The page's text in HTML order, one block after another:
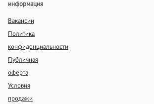
информация
Вакансии
Политика
конфиденциальности
Публичная
оферта
Условия
продажи